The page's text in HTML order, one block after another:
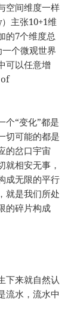
空间维度一样
主张10+1维
的7个维度总
个微观世界
可以任意增
of
个“变化”都是
切可能的都是
的岔口宇宙
就相安无事，
成无限的平行
就是我们所处
的碎片构成
下来就自然认
流水，流水中